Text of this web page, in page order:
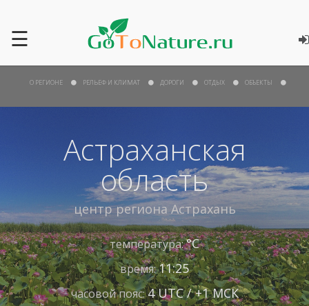
☰
Астраханская
область
центр регионаАстрахань
температура:°С
время:11:25
часовой пояс:4 UTC / +1 МСК
О РЕГИОНЕ РЕЛЬЕФ И КЛИМАТ ДОРОГИ ОТДЫХ ОБЪЕКТЫ